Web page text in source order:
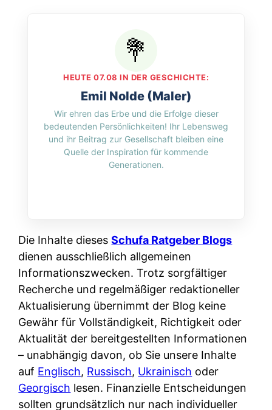
n
w
i
r
h
r
n
f
u
n
i
e
r
e
n
r
u
s
s
i
s
&
O
n
l
W
t
i
r
k
M
y
h
o
s
n
d
e
r
S
c
h
u
t
z
d
HEUTE 07.08 IN DER GESCHICHTE:
Emil Nolde (Maler)
Wir ehren das Erbe und die Erfolge dieser
bedeutenden Persönlichkeiten! Ihr Lebensweg
und ihr Beitrag zur Gesellschaft bleiben eine
Quelle der Inspiration für kommende
Generationen.
Die Inhalte diesesSchufa Ratgeber Blogs
dienen ausschließlich allgemeinen
Informationszwecken. Trotz sorgfältiger
Recherche und regelmäßiger redaktioneller
Aktualisierung übernimmt der Blog keine
Gewähr für Vollständigkeit, Richtigkeit oder
Aktualität der bereitgestellten Informationen
– unabhängig davon, ob Sie unsere Inhalte
auf Englisch, Russisch, Ukrainisch oder
Georgisch lesen. Finanzielle Entscheidungen
sollten grundsätzlich nur nach individueller